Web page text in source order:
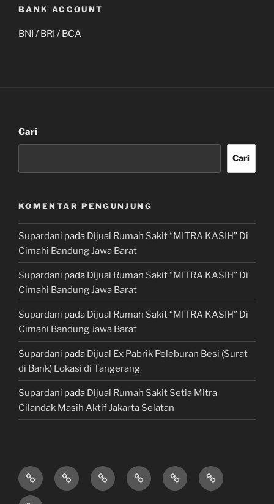
BANK ACCOUNT
BNI / BRI / BCA
Cari
Cari
KOMENTAR PENGUNJUNG
Supardani pada Dijual Rumah Sakit “MITRA KASIH” Di
Cimahi Bandung Jawa Barat
Supardani pada Dijual Rumah Sakit “MITRA KASIH” Di
Cimahi Bandung Jawa Barat
Supardani pada Dijual Rumah Sakit “MITRA KASIH” Di
Cimahi Bandung Jawa Barat
Supardani pada Dijual Ex Pabrik Peleburan Besi (Surat
di Bank) Lokasi di Tangerang
Supardani pada Dijual Rumah Sakit Setia Mitra
Cilandak Masih Aktif Jakarta Selatan
TANAH
DIJUAL
RUMAH
DIJUAL
HOTEL
&
LAHAN
/
KONSULTAN
PROPERTY
JUAL,
BELI